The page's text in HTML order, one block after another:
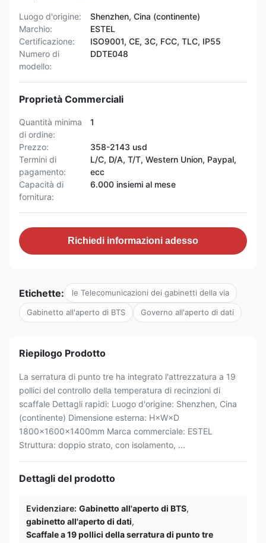
Luogo d'origine:
Shenzhen, Cina (continente)
Marchio:
ESTEL
Certificazione:
ISO9001, CE, 3C, FCC, TLC, IP55
Numero di
modello:
DDTE048
Proprietà Commerciali
Quantità minima
di ordine:
1
Prezzo:
358-2143 usd
Termini di
pagamento:
L/C, D/A, T/T, Western Union, Paypal,
ecc
Capacità di
fornitura:
6.000 insiemi al mese
Richiedi informazioni adesso
Etichette: le Telecomunicazioni dei gabinetti della via
Gabinetto all'aperto di BTS Governo all'aperto di dati
Riepilogo Prodotto
La serratura di punto tre ha integrato l'attrezzatura a 19
pollici del controllo della temperatura di recinzioni di
scaffale Dettagli rapidi: Luogo d'origine: Shenzhen, Cina
(continente) Dimensione esterna: H×W×D
1800×1600×1400mm Marca commerciale: ESTEL
Struttura: doppio strato, con isolamento, ...
Dettagli del prodotto
Evidenziare: Gabinetto all'aperto di BTS,
gabinetto all'aperto di dati,
Scaffale a 19 pollici della serratura di punto tre